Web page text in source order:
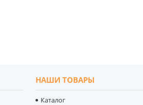
НАШИ ТОВАРЫ
Каталог